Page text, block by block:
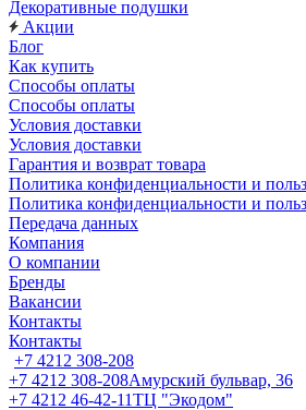
Декоративные подушки
Акции
Блог
Как купить
Способы оплаты
Способы оплаты
Условия доставки
Условия доставки
Гарантия и возврат товара
Политика конфиденциальности и
Политика конфиденциальности и
Передача данных
Компания
О компании
Бренды
Вакансии
Контакты
Контакты
+7 4212 308-208
+7 4212 308-208Амурский бульвар, 36
+7 4212 46-42-11ТЦ "Экодом"